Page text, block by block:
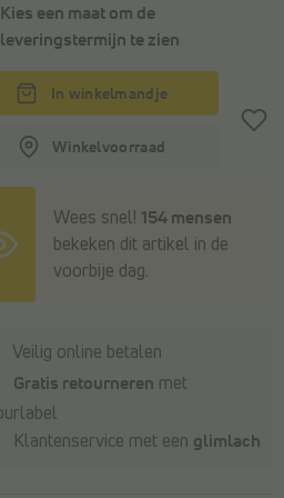
Kies een maat om de
leveringstermijn te zien
In winkelmandje
Winkelvoorraad
Wees snel! 154 mensen
bekeken dit artikel in de
voorbije dag.
Veilig online betalen
Gratis retourneren met
Klantenservice met een glimlach